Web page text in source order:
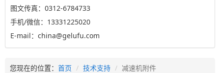
图文传真：0312-6784733
手机/微信：13331225020
E-mail：china@gelufu.com
您现在的位置： 首页 技术支持 减速机附件